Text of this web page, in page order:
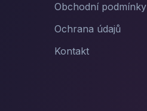
Obchodní podmínky
Ochrana údajů
Kontakt